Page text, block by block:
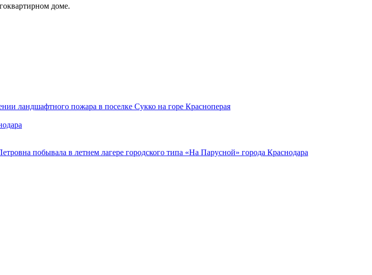
доме.
ландшафтного пожара в поселке Сукко на горе Красноперая
побывала в летнем лагере городского типа «На Парусной» города Краснодара